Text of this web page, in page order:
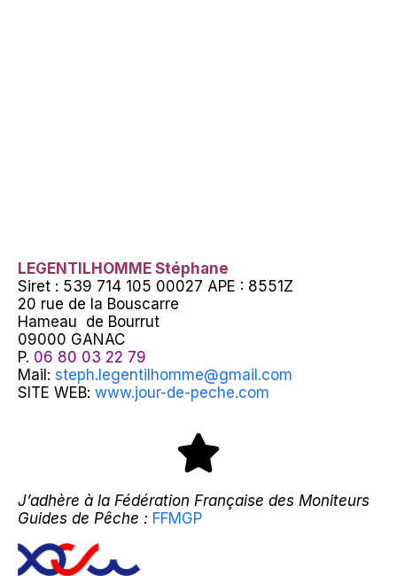
LEGENTILHOMME Stéphane
Siret : 539 714 105 00027 APE : 8551Z
20 rue de la Bouscarre
Hameau de Bourrut
09000 GANAC
P. 06 80 03 22 79
Mail: steph.legentilhomme@gmail.com
SITE WEB: www.jour-de-peche.com
J’adhère à la Fédération Française des Moniteurs
Guides de Pêche : FFMGP